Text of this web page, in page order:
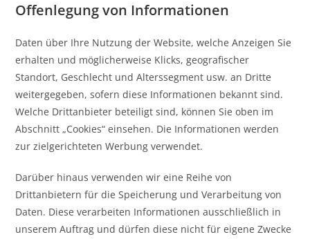
Offenlegung von Informationen
Daten über Ihre Nutzung der Website, welche Anzeigen Sie
erhalten und möglicherweise Klicks, geografischer
Standort, Geschlecht und Alterssegment usw. an Dritte
weitergegeben, sofern diese Informationen bekannt sind.
Welche Drittanbieter beteiligt sind, können Sie oben im
Abschnitt „Cookies“ einsehen. Die Informationen werden
zur zielgerichteten Werbung verwendet.
Darüber hinaus verwenden wir eine Reihe von
Drittanbietern für die Speicherung und Verarbeitung von
Daten. Diese verarbeiten Informationen ausschließlich in
unserem Auftrag und dürfen diese nicht für eigene Zwecke